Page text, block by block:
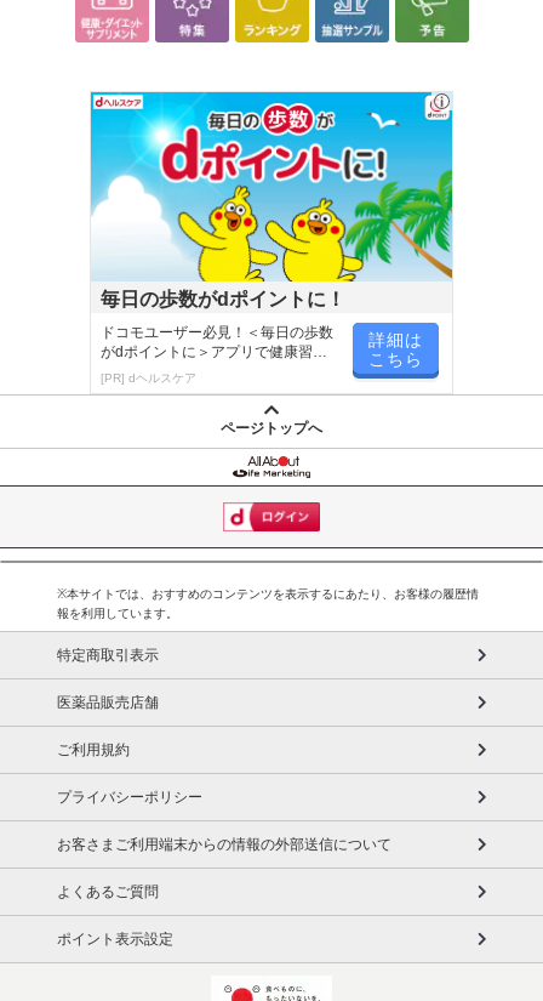
トの利用となります。
【発送・お届け・商品について】
※お申込み頂きました商品の同梱、お届けの日時指定はいたしかね
※会員様のご都合でお受取りいただけない場合、商品の再発送や返
金はいたしかねます。
また、お届け日時のご指定は、お受けできません。宅配業者からの
不在票にてご対応ください。
※発送予定日は前後する場合がございます。また商品によって発送
※dショッピングサンプル百貨店よりお届けする商品は、ご利用いた
だいた後のご感想をいただくことを目的としており、転売等は固く
転売等、目的以外での利用が確認された場合は、サービス利用を停
休業日
さい）
こちらの情報は での情報となります。
毎日の歩数がdポイントに！
ドコモユーザー必見！＜毎日の歩数
がdポイントに＞アプリで健康習慣
が楽しく続く
[PR] dヘルスケア
詳細は
こちら
ページトップへ
※本サイトでは、おすすめのコンテンツを表示するにあたり、お客様の履歴情
報を利用しています。
特定商取引表示
医薬品販売店舗
ご利用規約
プライバシーポリシー
お客さまご利用端末からの情報の外部送信について
よくあるご質問
ポイント表示設定